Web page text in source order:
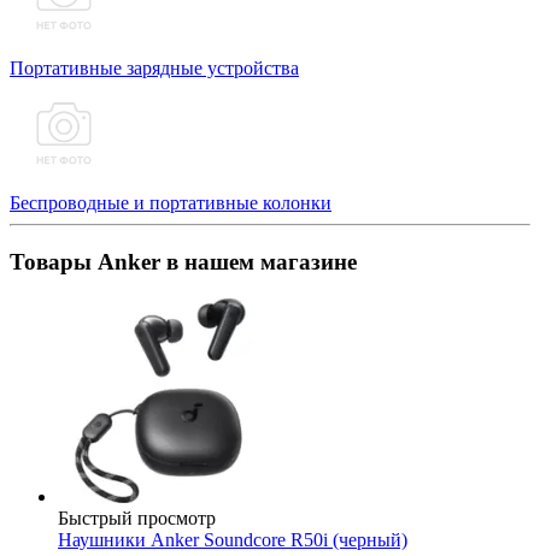
Портативные зарядные устройства
Беспроводные и портативные колонки
Товары Anker в нашем магазине
Быстрый просмотр
Наушники Anker Soundcore R50i (черный)